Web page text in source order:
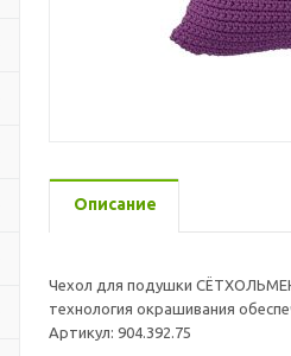
Описание
Чехол для подушки СЁТХОЛЬМЕН
технология окрашивания
Артикул: 904.392.75